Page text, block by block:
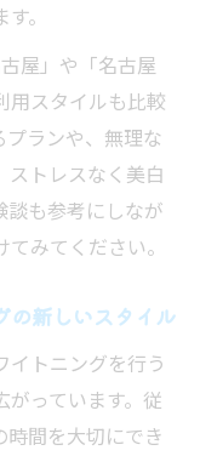
。
屋」や「名古屋
用スタイルも比較
ランや、無理な
ストレスなく美白
談も参考にしなが
みてください。
の新しいスタイル
イトニングを行う
っています。従
間を大切にでき